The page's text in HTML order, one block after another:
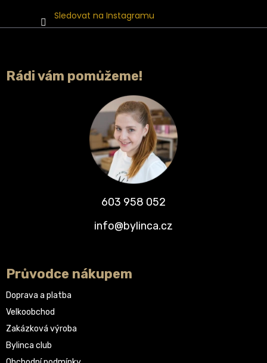
Sledovat na Instagramu
Rádi vám pomůžeme!
603 958 052
info@bylinca.cz
Průvodce nákupem
Doprava a platba
Velkoobchod
Zakázková výroba
Bylinca club